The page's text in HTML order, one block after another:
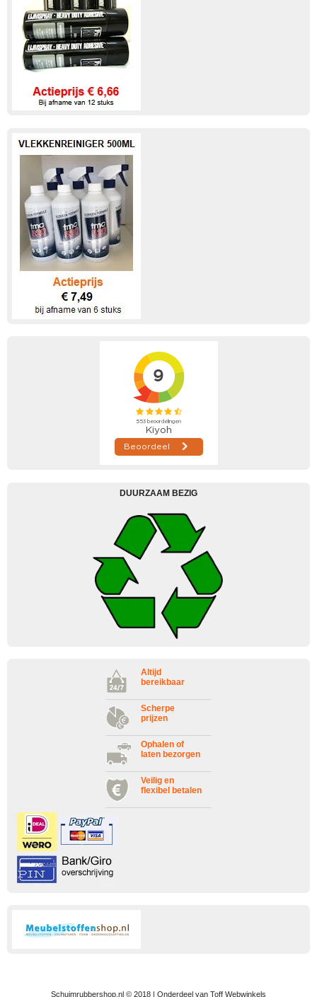
DUURZAAM BEZIG
Altijd
bereikbaar
Scherpe
prijzen
Ophalen of
laten bezorgen
Veilig en
flexibel betalen
Schuimrubbershop.nl © 2018 | Onderdeel van Toff Webwinkels